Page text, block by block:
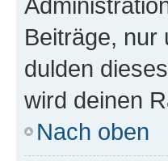
Beiträge,
dulden
wird deinen
Nach oben